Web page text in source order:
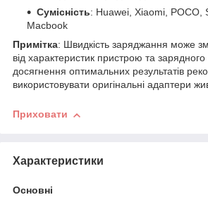
Сумісність: Huawei, Xiaomi, POCO,
Macbook
Примітка: Швидкість заряджання може
від характеристик пристрою та
досягнення оптимальних результатів
використовувати оригінальні адаптери
Приховати
Характеристики
Основні